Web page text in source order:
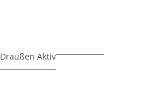
Draußen Aktiv